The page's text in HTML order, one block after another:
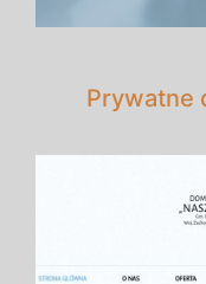
Prywatne